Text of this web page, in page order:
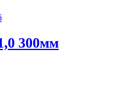
300мм